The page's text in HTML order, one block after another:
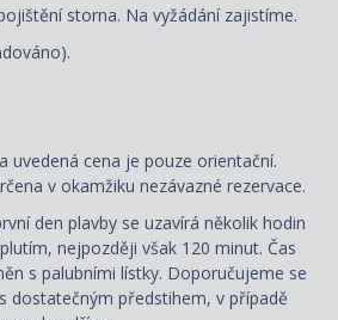
storna. Na vyžádání zajistíme.
uvedená cena je pouze orientační.
v okamžiku nezávazné rezervace.
den plavby se uzavírá několik hodin
nejpozději však 120 minut. Čas
s palubními lístky. Doporučujeme se
dostatečným předstihem, v případě